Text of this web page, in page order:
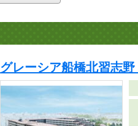
グレーシア船橋北習志